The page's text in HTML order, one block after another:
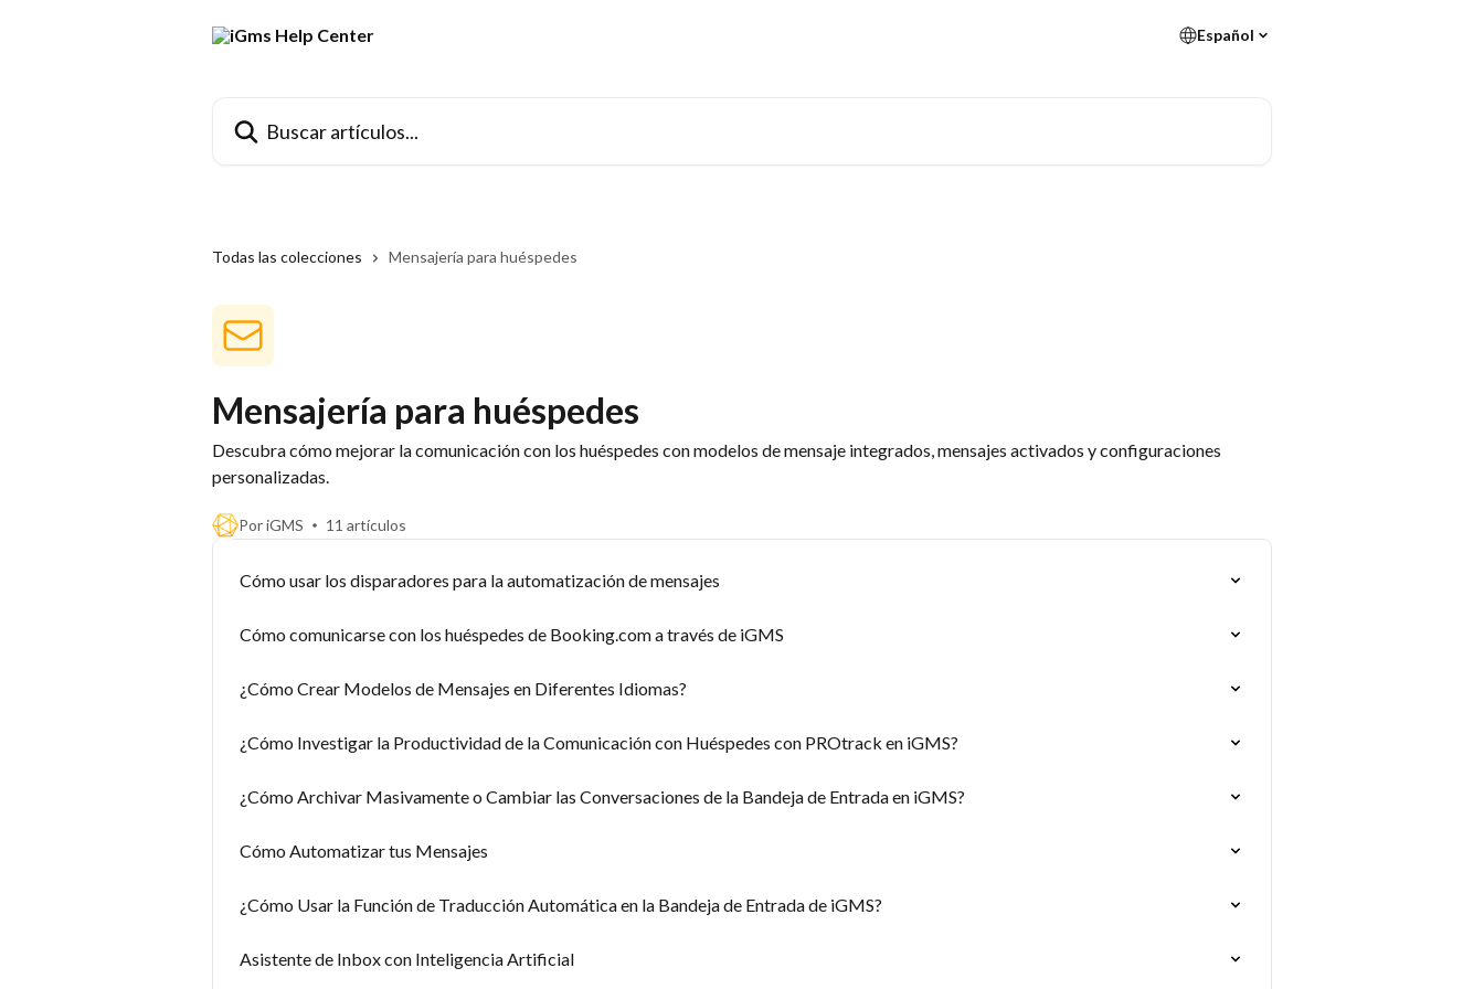
Español
Todas las colecciones Mensajería para huéspedes
Mensajería para huéspedes
Descubra cómo mejorar la comunicación con los huéspedes con modelos de mensaje integrados, mensajes activados y configuraciones
personalizadas.
Por iGMS 11 artículos
Cómo usar los disparadores para la automatización de mensajes
Cómo comunicarse con los huéspedes de Booking.com a través de iGMS
¿Cómo Crear Modelos de Mensajes en Diferentes Idiomas?
¿Cómo Investigar la Productividad de la Comunicación con Huéspedes con PROtrack en iGMS?
¿Cómo Archivar Masivamente o Cambiar las Conversaciones de la Bandeja de Entrada en iGMS?
Cómo Automatizar tus Mensajes
¿Cómo Usar la Función de Traducción Automática en la Bandeja de Entrada de iGMS?
Asistente de Inbox con Inteligencia Artificial